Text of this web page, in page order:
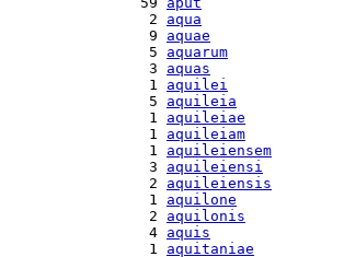
  2
aqua
  9
aquae
  5
aquarum
  3
aquas
  1
aquilei
  5
aquileia
  1
aquileiae
  1
aquileiam
  1
aquileiensem
  3
aquileiensi
  2
aquileiensis
  1
aquilone
  2
aquilonis
  4
aquis
  1
aquitaniae